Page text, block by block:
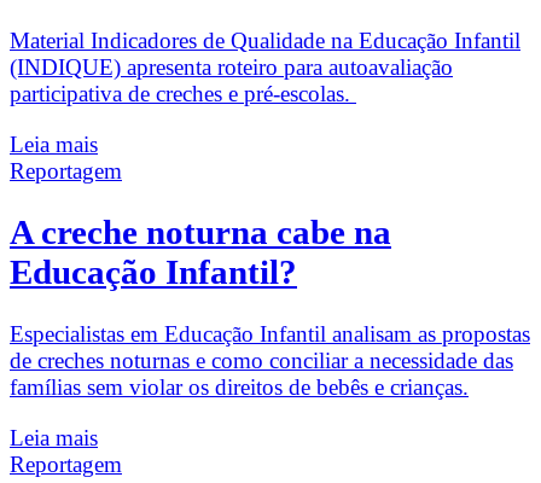
Material Indicadores de Qualidade na Educação Infantil
(INDIQUE) apresenta roteiro para autoavaliação
participativa de creches e pré-escolas.
Leia mais
Reportagem
A creche noturna cabe na
Educação Infantil?
Especialistas em Educação Infantil analisam as propostas
de creches noturnas e como conciliar a necessidade das
famílias sem violar os direitos de bebês e crianças.
Leia mais
Reportagem